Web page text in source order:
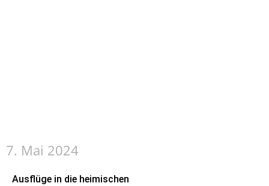
7. Mai 2024
Ausflüge in die heimischen